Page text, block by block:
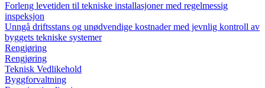
Forleng levetiden til tekniske installasjoner med regelmessig
inspeksjon
Unngå driftsstans og unødvendige kostnader med jevnlig kontroll av
byggets tekniske systemer
Rengjøring
Rengjøring
Teknisk Vedlikehold
Byggforvaltning